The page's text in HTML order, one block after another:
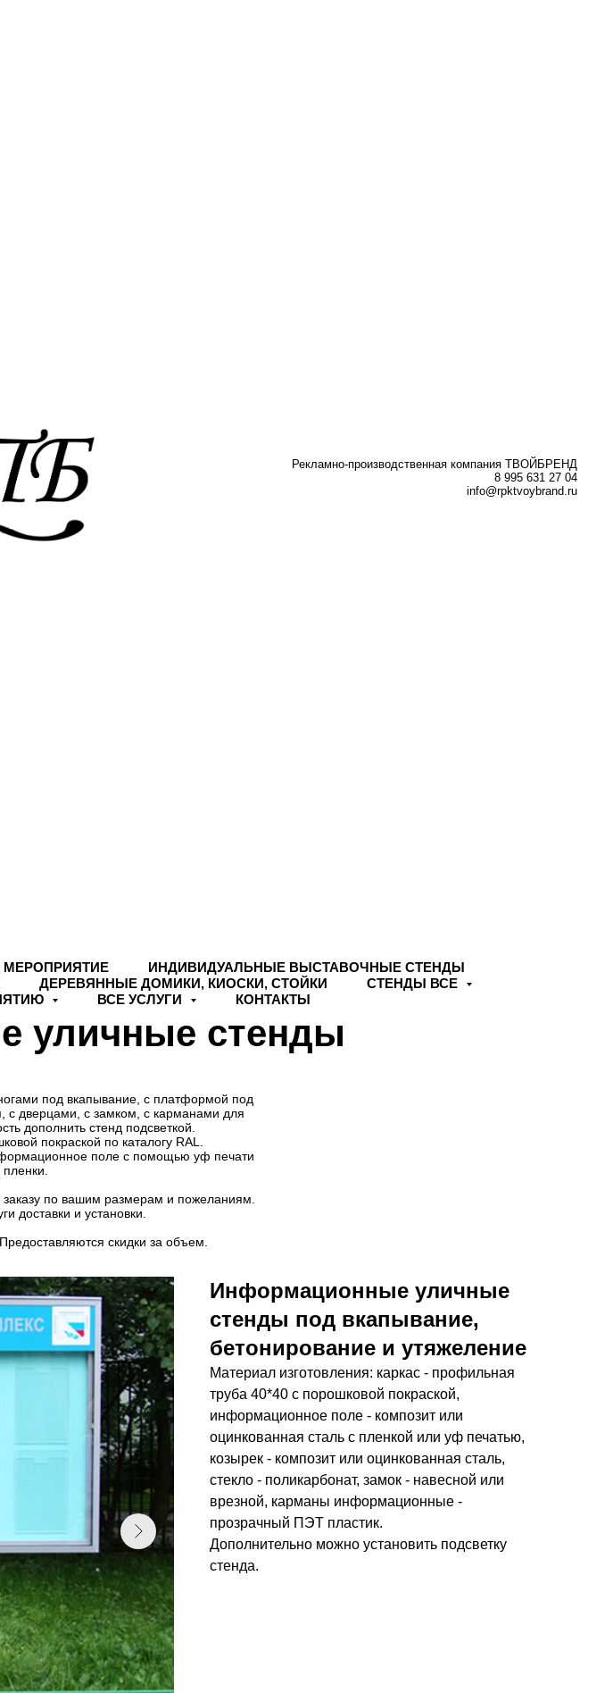
Рекламно-производственная компания ТВОЙБРЕНД
8 995 631 27 04
info@rpktvoybrand.ru
ИНДИВИДУАЛЬНЫЕ ВЫСТАВОЧНЫЕ СТЕНДЫ
ДЕРЕВЯННЫЕ ДОМИКИ, КИОСКИ, СТОЙКИ
СТЕНДЫ ВСЕ
ВСЕ УСЛУГИ КОНТАКТЫ
уличные стенды
под вкапывание, с платформой под
с дверцами, с замком, с карманами для
дополнить стенд подсветкой.
покраской по каталогу RAL.
поле с помощью уф печати
по вашим размерам и пожеланиям.
доставки и установки.
скидки за объем.
Информационные уличные
стенды под вкапывание,
бетонирование и утяжеление
Материал изготовления: каркас - профильная
труба 40*40 с порошковой покраской,
информационное поле - композит или
оцинкованная сталь с пленкой или уф печатью,
козырек - композит или оцинкованная сталь,
стекло - поликарбонат, замок - навесной или
врезной, карманы информационные -
прозрачный ПЭТ пластик.
Дополнительно можно установить подсветку
стенда.